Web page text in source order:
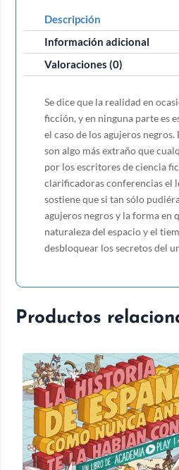
Descripción
Información adicional
Valoraciones (0)
Se dice que la realidad en
ficción, y en ninguna parte es
el caso de los agujeros negros.
son algo más extraño que
por los escritores de ciencia
clarificadoras conferencias el
sostiene que si tan sólo
agujeros negros y la forma en
naturaleza del espacio y el
desbloquear los secretos del
Productos